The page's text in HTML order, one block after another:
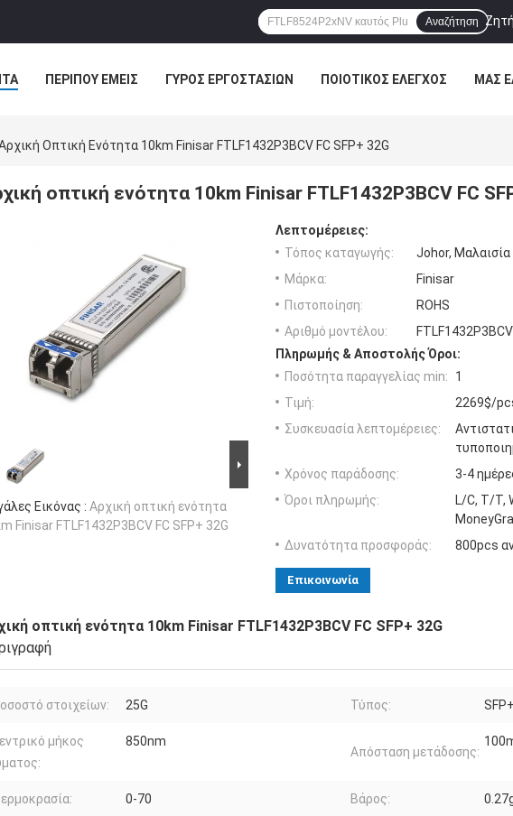
Αναζήτηση
ΠΕΡΊΠΟΥ ΕΜΕΊΣ ΓΎΡΟΣ ΕΡΓΟΣΤΑΣΊΩΝ ΠΟΙΟΤΙΚΌΣ ΈΛΕΓΧΟΣ ΜΑΣ
Οπτική Ενότητα 10km Finisar FTLF1432P3BCV FC SFP+ 32G
οπτική ενότητα 10km Finisar FTLF1432P3BCV FC
Εικόνας : Αρχική οπτική ενότητα
Finisar FTLF1432P3BCV FC SFP+ 32G
Λεπτομέρειες:
Τόπος καταγωγής:
Johor, Μαλαισία
Μάρκα:
Finisar
Πιστοποίηση:
ROHS
Αριθμό μοντέλου:
FTLF1432P3BCV
Πληρωμής & Αποστολής Όροι:
Ποσότητα παραγγελίας min:
1
Τιμή:
2269$/
Συσκευασία λεπτομέρειες:
Χρόνος παράδοσης:
3-4
Όροι πληρωμής:
L/C, T/T,
Δυνατότητα προσφοράς:
800pcs
Επικοινωνία
οπτική ενότητα 10km Finisar FTLF1432P3BCV FC SFP+ 32G
στοιχείων: 25G Τύπος: SFP+
μήκος
850nm
Απόσταση μετάδοσης:
0-70 Βάρος: